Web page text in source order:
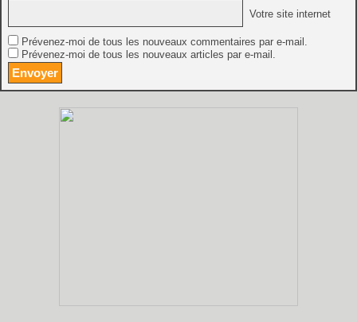
Votre site internet
Prévenez-moi de tous les nouveaux commentaires par e-mail.
Prévenez-moi de tous les nouveaux articles par e-mail.